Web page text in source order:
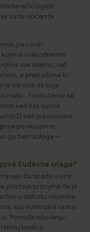
izgled,
su to općenite
pa i onih
svakodnevno
sve znamo, već
a pred očima bi
je od onih za koje
malo… I zato ćemo se
kad nas sunce
D naš je pouzdani
povezujemo
ga bez razloga –
čudesna snaga?
da spada u one
postoje procjene da je
u deficitu vitamina
koji kontrolira razinu
Pomaže očuvanju
borbi s